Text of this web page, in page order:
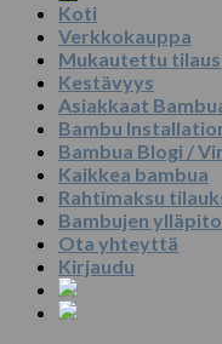
Koti
Verkkokauppa
Mukautettu tilaus
Kestävyys
Asiakkaat
Bambu
Bambua Blogi /
Kaikkea bambua
Rahtimaksu
Bambujen
Ota yhteyttä
Kirjaudu